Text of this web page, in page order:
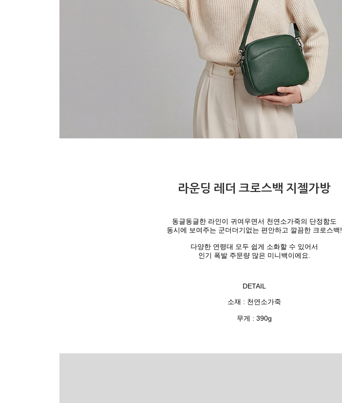
라운딩 레더 크로스백 지젤가방
동글동글한 라인이 귀여우면서 천연소가죽의 단정함도
동시에 보여주는 군더더기없는 편안하고 깔끔한 크로스백!
다양한 연령대 모두 쉽게 소화할 수 있어서
인기 폭발 주문량 많은 미니백이에요.
DETAIL
소재 : 천연소가죽
무게 : 390g